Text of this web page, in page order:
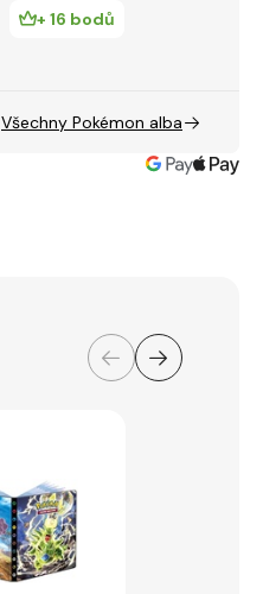
+ 16 bodů
Všechny Pokémon alba